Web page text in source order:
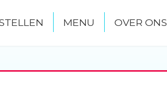
MENU OVER ONS